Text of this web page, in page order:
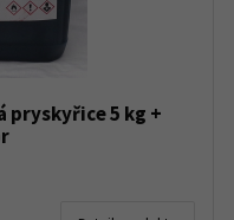
5 kg +